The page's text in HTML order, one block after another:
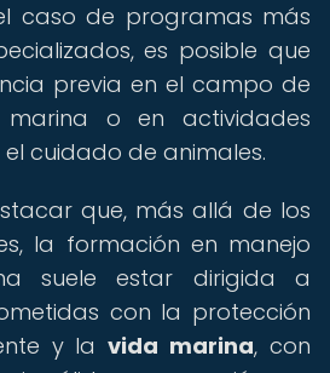
caso de programas más
es posible que
previa en el campo de
marina o en actividades
cuidado de animales.
que, más allá de los
la formación en manejo
suele estar dirigida a
con la protección
y lavida marina, con